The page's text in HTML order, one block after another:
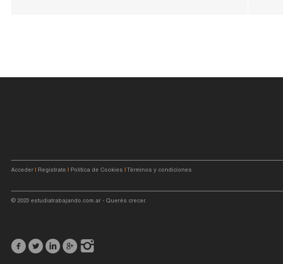
Acceder Registrate Política de Cookies Términos y condiciones
© 2023 estudiatrabajando.com.ar - Querés crecer.